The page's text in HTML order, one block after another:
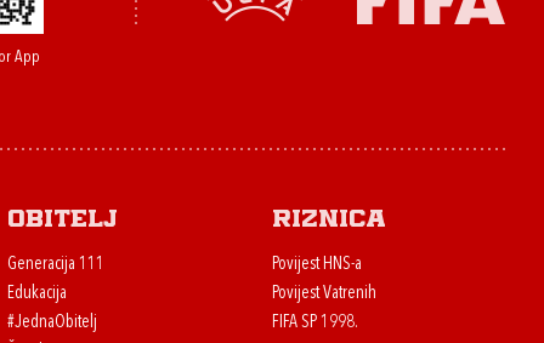
App
Obitelj
Generacija 111
Edukacija
#JednaObitelj
Riznica
Povijest HNS-a
Povijest Vatrenih
FIFA SP 1998.